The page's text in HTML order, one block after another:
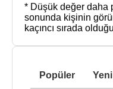
* Düşük değer daha
sonunda kişinin
kaçıncı sırada
Popüler Yeni